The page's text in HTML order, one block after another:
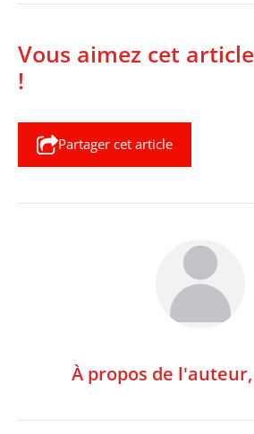
Vous aimez cet
!
Partager cet article
À propos de l'auteur,